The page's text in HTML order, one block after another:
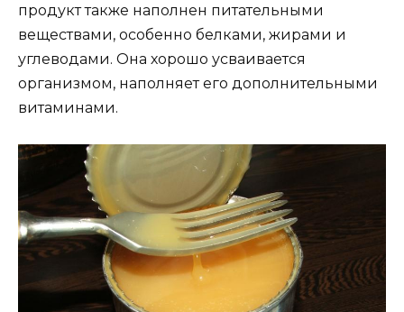
продукт также наполнен питательными
веществами, особенно белками, жирами и
углеводами. Она хорошо усваивается
организмом, наполняет его дополнительными
витаминами.